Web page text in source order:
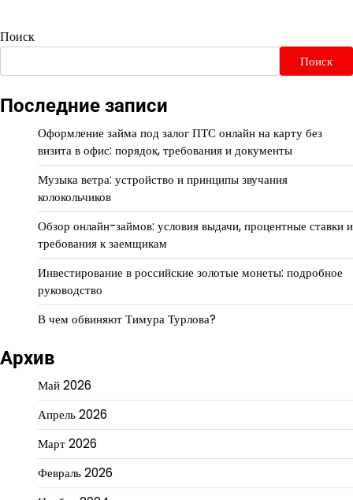
Поиск
Поиск
Последние записи
Оформление займа под залог ПТС онлайн на карту без
визита в офис: порядок, требования и документы
Музыка ветра: устройство и принципы звучания
колокольчиков
Обзор онлайн-займов: условия выдачи, процентные ставки и
требования к заемщикам
Инвестирование в российские золотые монеты: подробное
руководство
В чем обвиняют Тимура Турлова?
Архив
Май 2026
Апрель 2026
Март 2026
Февраль 2026